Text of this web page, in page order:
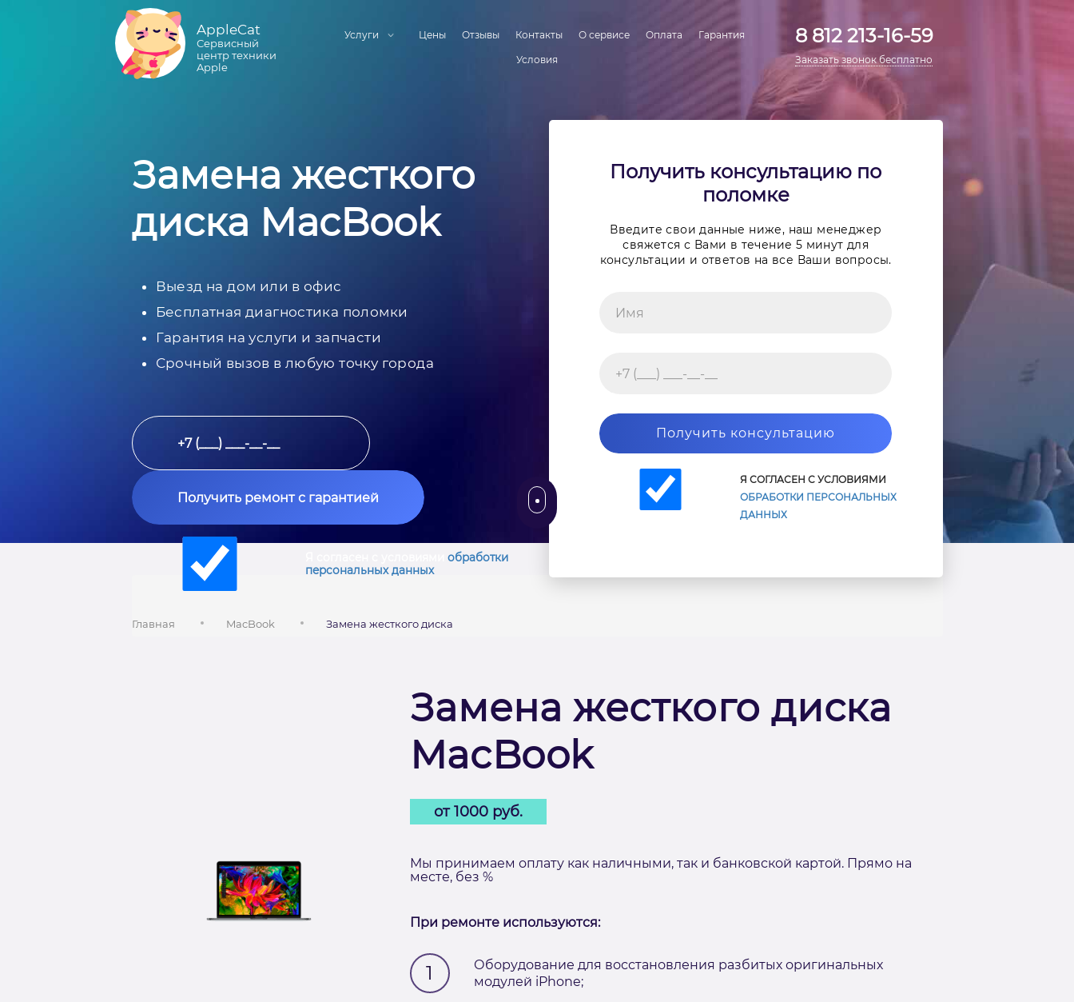
AppleCat
Сервисный
центр техники
Apple
Услуги Цены Отзывы Контакты О сервисе Оплата Гарантия
Условия
8 812 213-16-59
Заказать звонок бесплатно
Замена жесткого
диска MacBook
Выезд на дом или в офис
Бесплатная диагностика поломки
Гарантия на услуги и запчасти
Срочный вызов в любую точку города
Получить ремонт с гарантией
Я согласен с условиямиобработки
персональных данных
Получить консультацию по
поломке
Введите свои данные ниже, наш менеджер
свяжется с Вами в течение 5 минут для
консультации и ответов на все Ваши вопросы.
Получить консультацию
Я СОГЛАСЕН С УСЛОВИЯМИ
ОБРАБОТКИ ПЕРСОНАЛЬНЫХ
ДАННЫХ
Главная MacBook Замена жесткого диска
Замена жесткого диска
MacBook
от 1000 руб.
Мы принимаем оплату как наличными, так и банковской картой. Прямо на
месте, без %
При ремонте используются:
1
Оборудование для восстановления разбитых оригинальных
модулей iPhone;